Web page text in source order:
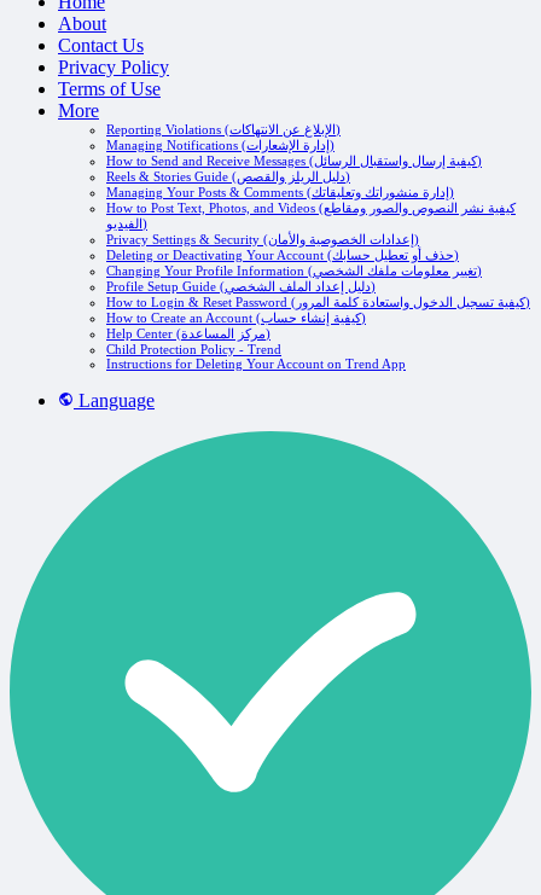
About
Contact Us
Privacy Policy
Terms of Use
More
Reporting Violations (الإبلاغ عن الانتهاكات)
Managing Notifications (إدارة الإشعارات)
How to Send and Receive Messages (كيفية إرسال واستقبال الرسائل)
Reels & Stories Guide (دليل الريلز والقصص)
Managing Your Posts & Comments (إدارة منشوراتك وتعليقاتك)
How to Post Text, Photos, and Videos (كيفية نشر النصوص والصور ومقاطع
الفيديو)
Privacy Settings & Security (إعدادات الخصوصية والأمان)
Deleting or Deactivating Your Account (حذف أو تعطيل حسابك)
Changing Your Profile Information (تغيير معلومات ملفك الشخصي)
Profile Setup Guide (دليل إعداد الملف الشخصي)
How to Login & Reset Password (كيفية تسجيل الدخول واستعادة كلمة المرور)
How to Create an Account (كيفية إنشاء حساب)
Help Center (مركز المساعدة)
Child Protection Policy - Trend
Instructions for Deleting Your Account on Trend App
Language